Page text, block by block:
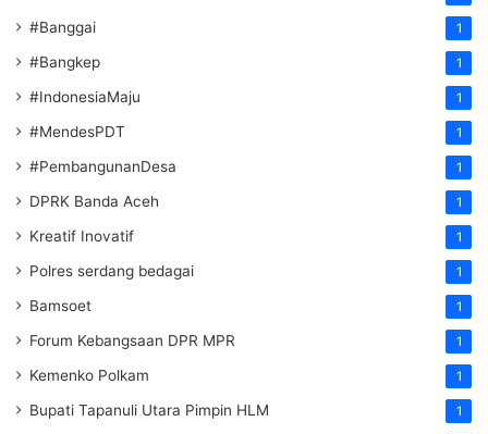
#Banggai 1
#Bangkep 1
#IndonesiaMaju 1
#MendesPDT 1
#PembangunanDesa 1
DPRK Banda Aceh 1
Kreatif Inovatif 1
Polres serdang bedagai 1
Bamsoet 1
Forum Kebangsaan DPR MPR 1
Kemenko Polkam 1
‎Bupati Tapanuli Utara Pimpin HLM 1